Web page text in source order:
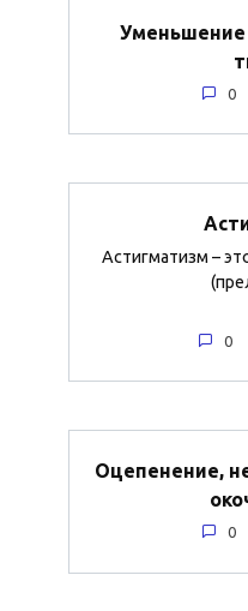
Уменьшение
0
Астигматизм –
0
Оцепенение,
0